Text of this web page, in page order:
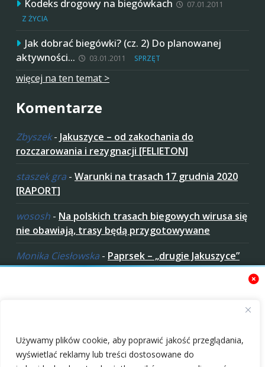
Używamy plików cookie, aby poprawić jakość przeglądania,
wyświetlać reklamy lub treści dostosowane do
Kodeks drogowy na biegówkach
07.01.2011
Z ŻYCIA
Jak dobrać biegówki? (cz. 2) Do planowanej
aktywności…
03.01.2011 SPRZĘT
więcej na ten temat >
Komentarze
Zbyszek- Jakuszyce – od zakochania do
rozczarowania i rezygnacji [FELIETON]
staszek gra - Warunki na trasach 17 grudnia 2020
[RAPORT]
wososh - Na polskich trasach biegowych wirusa się
nie obawiają, trasy będą przygotowywane
Monika Ciesłowska - Paprsek – „drugie Jakuszyce”
w „czeskich Bieszczadach”